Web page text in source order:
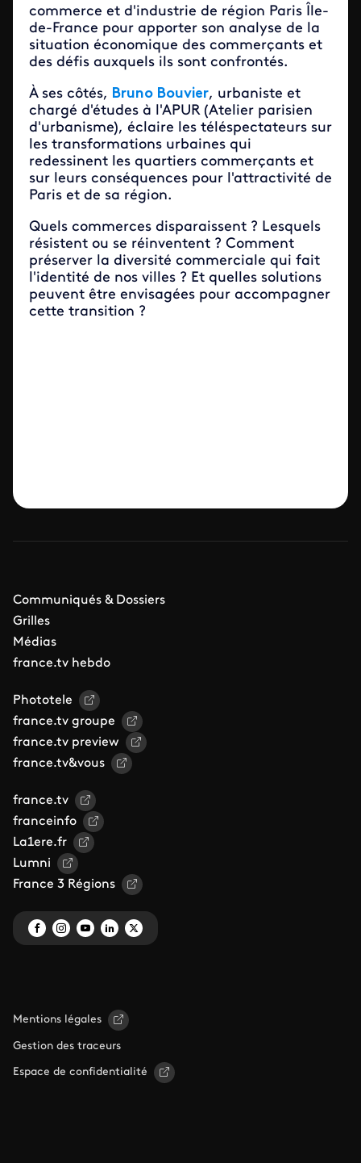
commerce et d'industrie de région Paris Île-
de-France pour apporter son analyse de la
situation économique des commerçants et
des défis auxquels ils sont confrontés.
À ses côtés, Bruno Bouvier, urbaniste et
chargé d'études à l'APUR (Atelier parisien
d'urbanisme), éclaire les téléspectateurs sur
les transformations urbaines qui
redessinent les quartiers commerçants et
sur leurs conséquences pour l'attractivité de
Paris et de sa région.
Quels commerces disparaissent ? Lesquels
résistent ou se réinventent ? Comment
préserver la diversité commerciale qui fait
l'identité de nos villes ? Et quelles solutions
peuvent être envisagées pour accompagner
cette transition ?
Communiqués & Dossiers
Grilles
Médias
france.tv hebdo
Phototele
france.tv groupe
france.tv preview
france.tv&vous
france.tv
franceinfo
La1ere.fr
Lumni
France 3 Régions
Mentions légales
Gestion des traceurs
Espace de confidentialité